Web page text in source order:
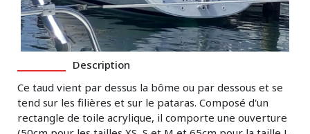
Description
Ce taud vient par dessus la bôme ou par dessous et se
tend sur les filières et sur le pataras. Composé d'un
rectangle de toile acrylique, il comporte une ouverture